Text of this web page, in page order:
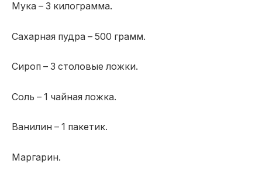
Мука – 3 килограмма.
Сахарная пудра – 500 грамм.
Сироп – 3 столовые ложки.
Соль – 1 чайная ложка.
Ванилин – 1 пакетик.
Маргарин.